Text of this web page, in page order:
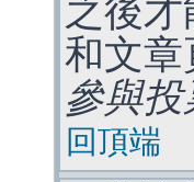
之後
和文
參與
回頂端